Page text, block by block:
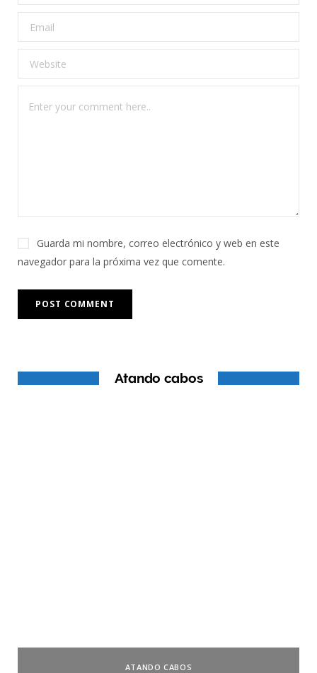
Guarda mi nombre, correo electrónico y web en este
navegador para la próxima vez que comente.
Atando cabos
ATANDO CABOS